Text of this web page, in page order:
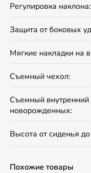
Регулировка наклона:
Защита от боковых
Мягкие накладки на
Съемный чехол:
Съемный
новорожденных:
Высота от сиденья
Похожие товары